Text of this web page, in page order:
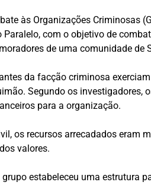
às Organizações
com o objetivo de
de uma comunidade de
da facção criminosa
Segundo os
para a organização.
os recursos arrecadados
valores.
estabeleceu uma estrutura